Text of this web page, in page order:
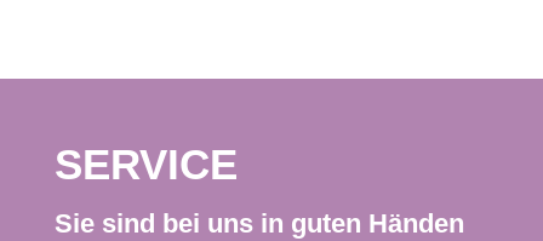
SERVICE
Sie sind bei uns in guten Händen